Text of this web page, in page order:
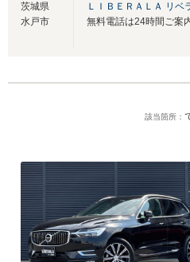
茨城県
水戸市
ＬＩＢＥＲＡＬＡ リベ
該当箇所：